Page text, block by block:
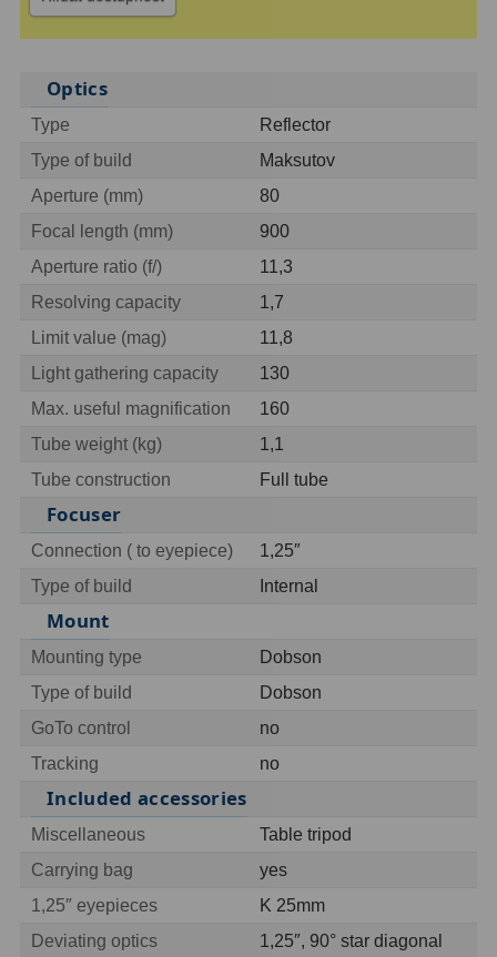
ZOOM12
ED a Flat Field
Měřící, s mřížkou
Doplňky1
Filtry
Měsíční a Polarizační
Sluneční42
Širokopásmové13
OIII9
SII 2
Planetární2
Barevné66
Barlow čočky
Barlow 2x38
Barlow 4x3
Barlow 5x 8
Optics
Type
Reflector
Type of build
Maksutov
Aperture (mm)
80
Focal length (mm)
900
Aperture ratio (f/)
11,3
Resolving capacity
1,7
Limit value (mag)
11,8
Light gathering capacity
130
Max. useful magnification
160
Tube weight (kg)
1,1
Tube construction
Full tube
Focuser
Connection ( to eyepiece)
1,25″
Type of build
Internal
Mount
Mounting type
Dobson
Type of build
Dobson
GoTo control
no
Tracking
no
Included accessories
Miscellaneous
Table tripod
Carrying bag
yes
1,25″ eyepieces
K 25mm
Deviating optics
1,25″, 90° star diagonal